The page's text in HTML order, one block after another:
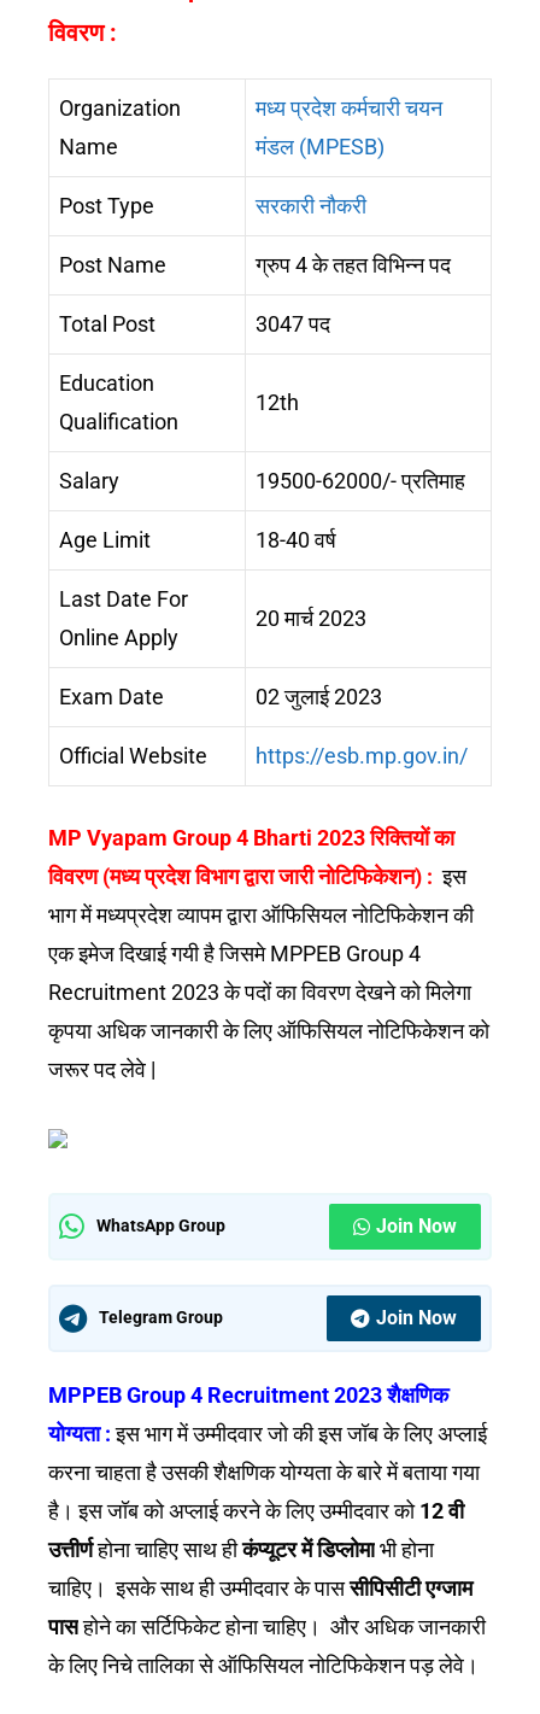
विवरण :
Organization
Name
मध्य प्रदेश कर्मचारी चयन
मंडल (MPESB)
Post Type सरकारी नौकरी
Post Name ग्रुप 4 के तहत विभिन्न पद
Total Post 3047 पद
Education
Qualification
12th
Salary 19500-62000/- प्रतिमाह
Age Limit 18-40 वर्ष
Last Date For
Online Apply
20 मार्च 2023
Exam Date 02 जुलाई 2023
Official Website https://esb.mp.gov.in/
MP Vyapam Group 4 Bharti 2023 रिक्तियों का
विवरण (मध्य प्रदेश विभाग द्वारा जारी नोटिफिकेशन) :इस
भाग में मध्यप्रदेश व्यापम द्वारा ऑफिसियल नोटिफिकेशन की
एक इमेज दिखाई गयी है जिसमे MPPEB Group 4
Recruitment 2023 के पदों का विवरण देखने को मिलेगा
कृपया अधिक जानकारी के लिए ऑफिसियल नोटिफिकेशन को
जरूर पद लेवे |
WhatsApp Group Join Now
Telegram Group Join Now
MPPEB Group 4 Recruitment 2023 शैक्षणिक
योग्यता :इस भाग में उम्मीदवार जो की इस जॉब के लिए अप्लाई
करना चाहता है उसकी शैक्षणिक योग्यता के बारे में बताया गया
है। इस जॉब को अप्लाई करने के लिए उम्मीदवार को12 वी
उत्तीर्णहोना चाहिए साथ हीकंप्यूटर में डिप्लोमाभी होना
चाहिए। इसके साथ ही उम्मीदवार के पाससीपिसीटी एग्जाम
पासहोने का सर्टिफिकेट होना चाहिए। और अधिक जानकारी
के लिए निचे तालिका से ऑफिसियल नोटिफिकेशन पड़ लेवे।